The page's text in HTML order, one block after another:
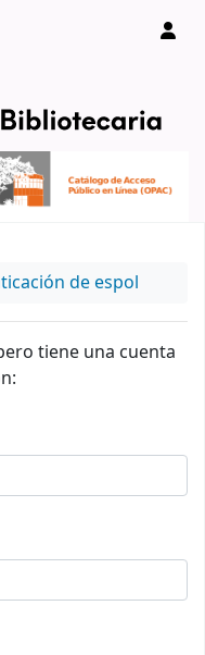
de espol
tiene una cuenta